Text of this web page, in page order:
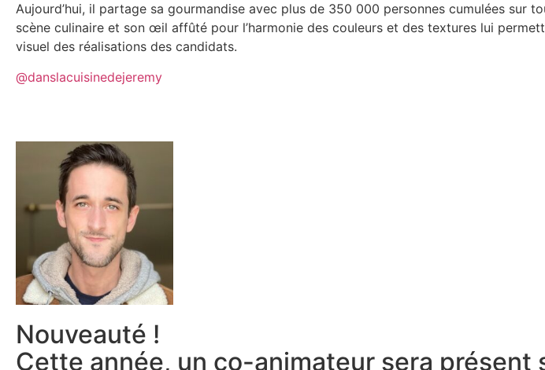
Aujourd’hui, il partage sa gourmandise avec plus de 350 000 personnes cumulées sur
scène culinaire et son œil affûté pour l’harmonie des couleurs et des textures lui
visuel des réalisations des candidats.
@danslacuisinedejeremy
Nouveauté !
Cette année, un co-animateur sera présent